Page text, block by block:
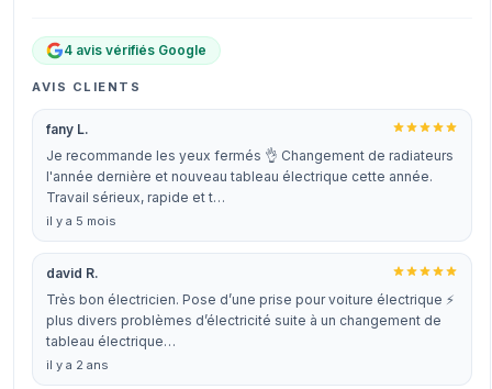
4 avis vérifiés Google
AVIS CLIENTS
fany L.
Je recommande les yeux fermés 👌 Changement de radiateurs
l'année dernière et nouveau tableau électrique cette année.
Travail sérieux, rapide et t…
il y a 5 mois
david R.
Très bon électricien. Pose d’une prise pour voiture électrique ⚡️
plus divers problèmes d’électricité suite à un changement de
tableau électrique…
il y a 2 ans